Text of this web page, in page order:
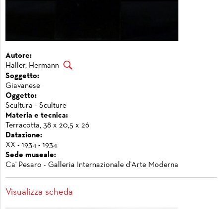
Autore:
Haller, Hermann
Soggetto:
Giavanese
Oggetto:
Scultura - Sculture
Materia e tecnica:
Terracotta, 38 x 20,5 x 26
Datazione:
XX - 1934 - 1934
Sede museale:
Ca' Pesaro - Galleria Internazionale d'Arte Moderna
Visualizza scheda